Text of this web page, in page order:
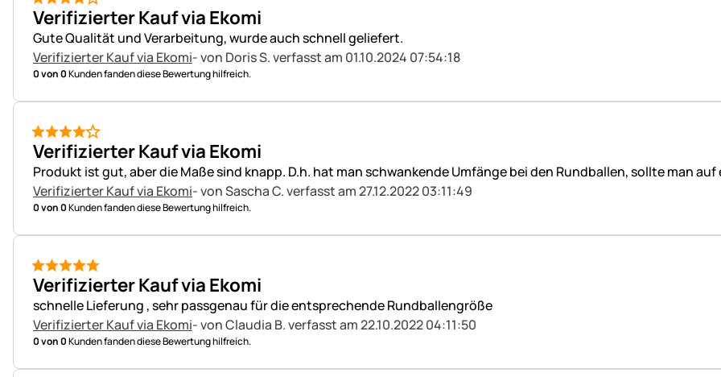
4 von 5
Verifizierter Kauf via Ekomi
Gute Qualität und Verarbeitung, wurde auch schnell geliefert.
Verifizierter Kauf via Ekomi- von Doris S.verfasst am 01.10.2024 07:54:18
0 von 0Kunden fanden diese Bewertung hilfreich.
4 von 5
Verifizierter Kauf via Ekomi
Produkt ist gut, aber die Maße sind knapp. D.h. hat man schwankende Umfänge bei den Rundballen, sollte man
Verifizierter Kauf via Ekomi- von Sascha C.verfasst am 27.12.2022 03:11:49
0 von 0Kunden fanden diese Bewertung hilfreich.
5 von 5
Verifizierter Kauf via Ekomi
schnelle Lieferung , sehr passgenau für die entsprechende Rundballengröße
Verifizierter Kauf via Ekomi- von Claudia B.verfasst am 22.10.2022 04:11:50
0 von 0Kunden fanden diese Bewertung hilfreich.